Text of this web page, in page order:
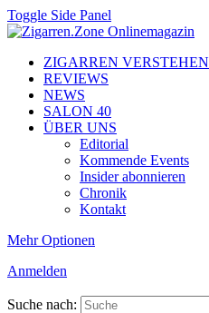
Toggle Side Panel
ZIGARREN VERSTEHEN
REVIEWS
NEWS
SALON 40
ÜBER UNS
Editorial
Kommende Events
Insider abonnieren
Chronik
Kontakt
Mehr Optionen
Anmelden
Suche nach: